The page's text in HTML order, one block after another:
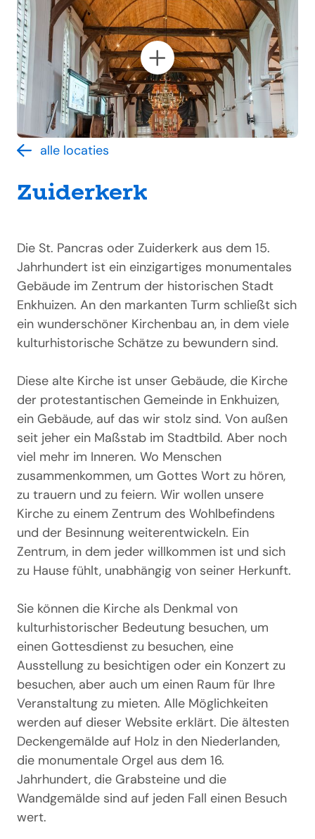
alle locaties
Zuiderkerk
Die St. Pancras oder Zuiderkerk aus dem 15.
Jahrhundert ist ein einzigartiges monumentales
Gebäude im Zentrum der historischen Stadt
Enkhuizen. An den markanten Turm schließt sich
ein wunderschöner Kirchenbau an, in dem viele
kulturhistorische Schätze zu bewundern sind.
Diese alte Kirche ist unser Gebäude, die Kirche
der protestantischen Gemeinde in Enkhuizen,
ein Gebäude, auf das wir stolz sind. Von außen
seit jeher ein Maßstab im Stadtbild. Aber noch
viel mehr im Inneren. Wo Menschen
zusammenkommen, um Gottes Wort zu hören,
zu trauern und zu feiern. Wir wollen unsere
Kirche zu einem Zentrum des Wohlbefindens
und der Besinnung weiterentwickeln. Ein
Zentrum, in dem jeder willkommen ist und sich
zu Hause fühlt, unabhängig von seiner Herkunft.
Sie können die Kirche als Denkmal von
kulturhistorischer Bedeutung besuchen, um
einen Gottesdienst zu besuchen, eine
Ausstellung zu besichtigen oder ein Konzert zu
besuchen, aber auch um einen Raum für Ihre
Veranstaltung zu mieten. Alle Möglichkeiten
werden auf dieser Website erklärt. Die ältesten
Deckengemälde auf Holz in den Niederlanden,
die monumentale Orgel aus dem 16.
Jahrhundert, die Grabsteine und die
Wandgemälde sind auf jeden Fall einen Besuch
wert.